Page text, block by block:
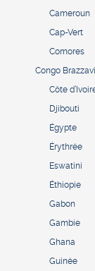
Cameroun
Cap-Vert
Comores
Congo
Côte
Djibouti
Égypte
Érythrée
Eswatini
Éthiopie
Gabon
Gambie
Ghana
Guinée